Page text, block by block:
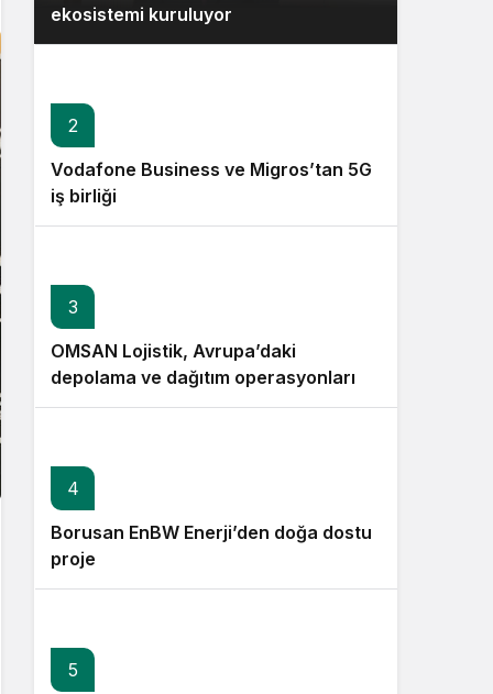
ekosistemi kuruluyor
2
Vodafone Business ve Migros’tan 5G
iş birliği
3
OMSAN Lojistik, Avrupa’daki
depolama ve dağıtım operasyonlarına
başladı
4
Borusan EnBW Enerji’den doğa dostu
proje
5